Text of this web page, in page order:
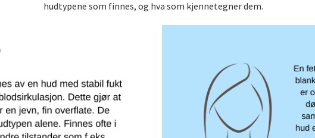
hudtypene som finnes, og hva som kjennetegner dem.